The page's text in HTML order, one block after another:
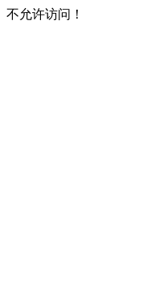
不允许访问！